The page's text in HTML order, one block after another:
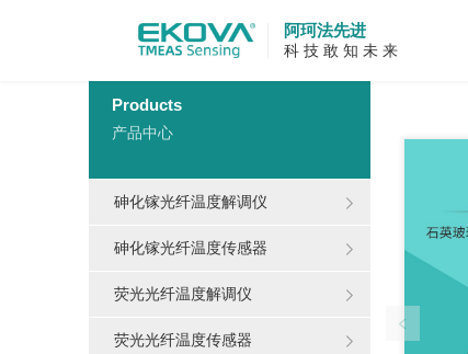
阿珂法先进
科 技 敢 知 未 来
Products
产品中心
砷化镓光纤温度解调仪
砷化镓光纤温度传感器
荧光光纤温度解调仪
荧光光纤温度传感器